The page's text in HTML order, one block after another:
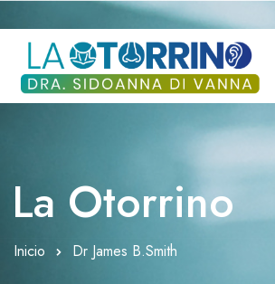
DRA. SIDOANNA DI VANNA
BLOG
La Otorrino
Inicio Dr James B.Smith